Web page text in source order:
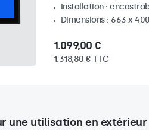
Installation :
Dimensions : 663 x
1.099,00 €
1.318,80 € TTC
une utilisation en extérieur